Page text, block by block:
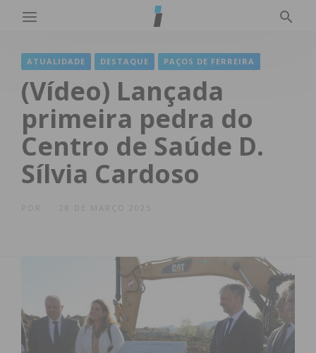
ATUALIDADE DESTAQUE PAÇOS DE FERREIRA
(Vídeo) Lançada
primeira pedra do
Centro de Saúde D.
Sílvia Cardoso
28 DE MARÇO 2025